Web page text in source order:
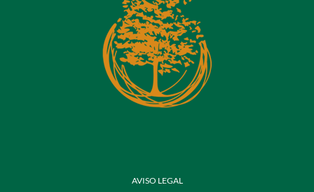
AVISO LEGAL